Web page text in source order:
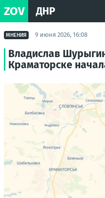
ZOV ДНР
МНЕНИЯ 9 июня 2026, 16:08
Владислав
Краматорске